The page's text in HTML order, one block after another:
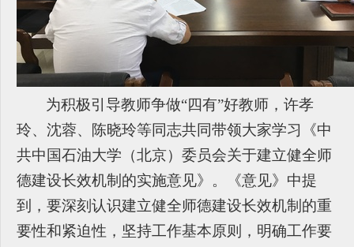
为积极引导教师争做“四有”好教师，许孝
玲、沈蓉、陈晓玲等同志共同带领大家学习《中
共中国石油大学（北京）委员会关于建立健全师
德建设长效机制的实施意见》。《意见》中提
到，要深刻认识建立健全师德建设长效机制的重
要性和紧迫性，坚持工作基本原则，明确工作要